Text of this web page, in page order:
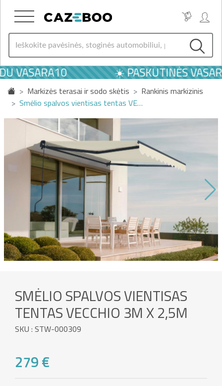
VASARA10 ☀️ PASKUTINĖS
Markizės terasai ir sodo skėtis
Rankinis markizinis
Smėlio spalvos vientisas tentas VE…
SMĖLIO SPALVOS VIENTISAS
TENTAS VECCHIO 3M X 2,5M
SKU : STW-000309
279 €